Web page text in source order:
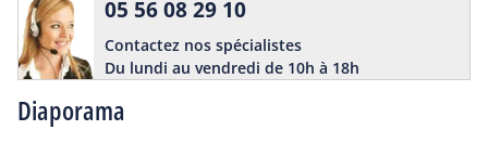
Diaporama
05 56 08 29 10
Contactez nos spécialistes
Du lundi au vendredi de 10h à 18h